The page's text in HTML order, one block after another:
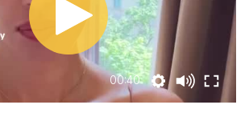
00:40